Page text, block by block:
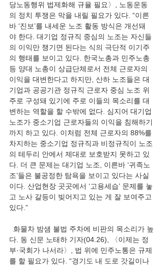
당노동행위 법제화해 규율 필요〉, 노동운동
의 정치 투쟁은 막을 내릴 필요가 있다. “이른
바 ‘진보’를 내세운 노조 활동 방식은 개선돼
야 한다. 대기업 정규직 중심의 노조는 자신들
의 이익만 챙기면 된다는 식의 극단적 이기주
의 행태를 보이고 있다. 한국노총과 민주노총
등 양대 노총이 상급단체로서 전체 근로자의
이익을 대변한다고 하지만, 산하 노조들은 대
기업과 공공기관 정규직 근로자 중심 노조 위
주로 구성돼 있기에 주로 이들의 목소리를 대
변하는 역할을 할 수밖에 없다. 심지어 대기업
노조가 중소기업 근로자들의 이익을 침해하기
까지 하고 있다. 이처럼 전체 근로자의 88%를
차지하는 중소기업 정규직과 비정규직이 노조
의 테두리 안에서 제대로 보호받지 못하고 있
다. 더 큰 문제는 대기업 노조, 이른바 ‘귀족노
조’들은 불공정한 탐욕을 보이고 있다는 사실
이다. 산업현장 곳곳에서 ‘고용세습’ 문제를 놓
고 노사 갈등이 빚어지고 있는 게 잘 보여주고
있다.”
다. 동 신문 노태하 기자(04.26), 〈이제는 정
부·국회가 나서라〉, 법 위에 민주노통은 규제
를 할 필요가 있다. “경기도 내 도로 갓길이나